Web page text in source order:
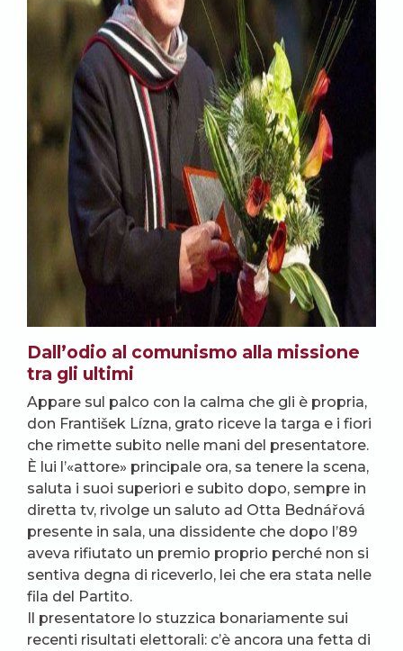
Dall’odio al comunismo alla missione
tra gli ultimi
Appare sul palco con la calma che gli è propria,
don František Lízna, grato riceve la targa e i fiori
che rimette subito nelle mani del presentatore.
È lui l’«attore» principale ora, sa tenere la scena,
saluta i suoi superiori e subito dopo, sempre in
diretta tv, rivolge un saluto ad Otta Bednářová
presente in sala, una dissidente che dopo l’89
aveva rifiutato un premio proprio perché non si
sentiva degna di riceverlo, lei che era stata nelle
fila del Partito.
Il presentatore lo stuzzica bonariamente sui
recenti risultati elettorali: c’è ancora una fetta di